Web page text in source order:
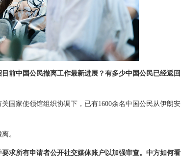
前中国公民撤离工作最新进展？有多少中国公民已经返回
国家使领馆组织协调下，已有1600余名中国公民从伊朗安
。
求所有申请者公开社交媒体账户以加强审查。中方如何看